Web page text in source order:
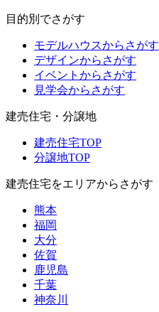
目的別でさがす
モデルハウスからさがす
デザインからさがす
イベントからさがす
見学会からさがす
建売住宅・分譲地
建売住宅TOP
分譲地TOP
建売住宅をエリアからさがす
熊本
福岡
大分
佐賀
鹿児島
千葉
神奈川